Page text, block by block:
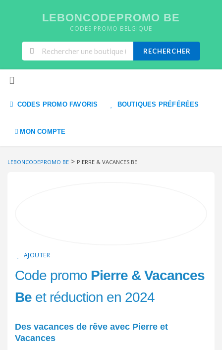
LEBONCODEPROMO BE
CODES PROMO BELGIQUE
RECHERCHER
CODES PROMO FAVORIS BOUTIQUES PRÉFÉRÉES
MON COMPTE
LEBONCODEPROMO BE > PIERRE & VACANCES BE
AJOUTER
Code promo Pierre & Vacances
Be et réduction en 2024
Des vacances de rêve avec Pierre et
Vacances